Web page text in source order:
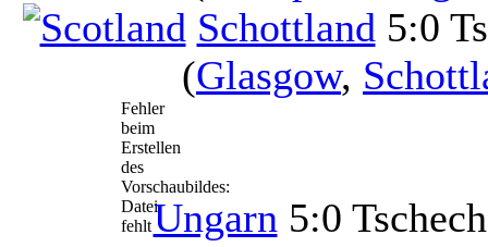
Schottland 5:0
(Glasgow,
Fehler
beim
Erstellen
des
Vorschaubildes:
Datei
fehltUngarn 5:0